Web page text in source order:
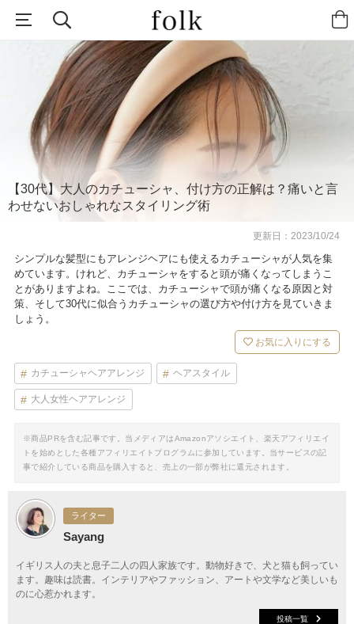
【30代】大人のカチューシャ、付け方の正解は？痛いと言
わせないおしゃれなスタイリング術
更新日：2023/10/24
シンプルな髪型にもアレンジヘアにも使えるカチューシャが人気を集
めています。けれど、カチューシャをすると頭が痛くなってしまうこ
とがありますよね。ここでは、カチューシャで頭が痛くなる原因と対
策、そして30代に似合うカチューシャの選び方や付け方を見ていきま
しょう。
お気に入りにする
カチューシャヘアアレンジ ヘアスタイル
大人女性ヘアアレンジ
※商品PRを含む記事です。当メディアはAmazonアソシエイト、楽天アフィリエイ
トを始めとした各種アフィリエイトプログラムに参加しています。当サービスの記
事で紹介している商品を購入すると、売上の一部が弊社に還元されます。
ライター
Sayang
イギリス人の夫と息子二人の四人家族です。動物好きで、犬と猫も飼ってい
ます。趣味は読書。インテリアやファッション、アートや文学など美しいも
のに心惹かれます。
投稿一覧